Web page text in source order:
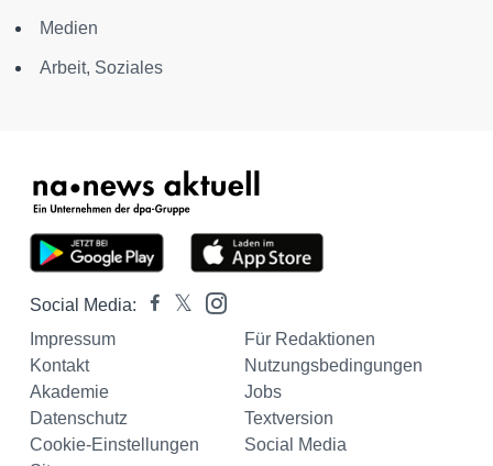
Medien
Arbeit, Soziales
Social Media:
Impressum
Für Redaktionen
Kontakt
Nutzungsbedingungen
Akademie
Jobs
Datenschutz
Textversion
Cookie-Einstellungen
Social Media